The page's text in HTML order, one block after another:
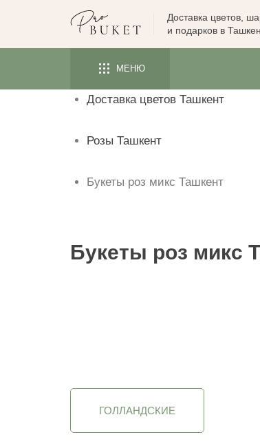
ЦВЕТЫ
РОЗЫ
ПИОНЫ
ТЮЛЬПАНЫ
ПОВОД
КОМНАТНЫЕ ЦВЕТЫ
Доставка цветов,
и подарков в
МЕНЮ
Доставка цветов Ташкент
Розы Ташкент
Букеты роз микс Ташкент
Букеты роз микс
ГОЛЛАНДСКИЕ